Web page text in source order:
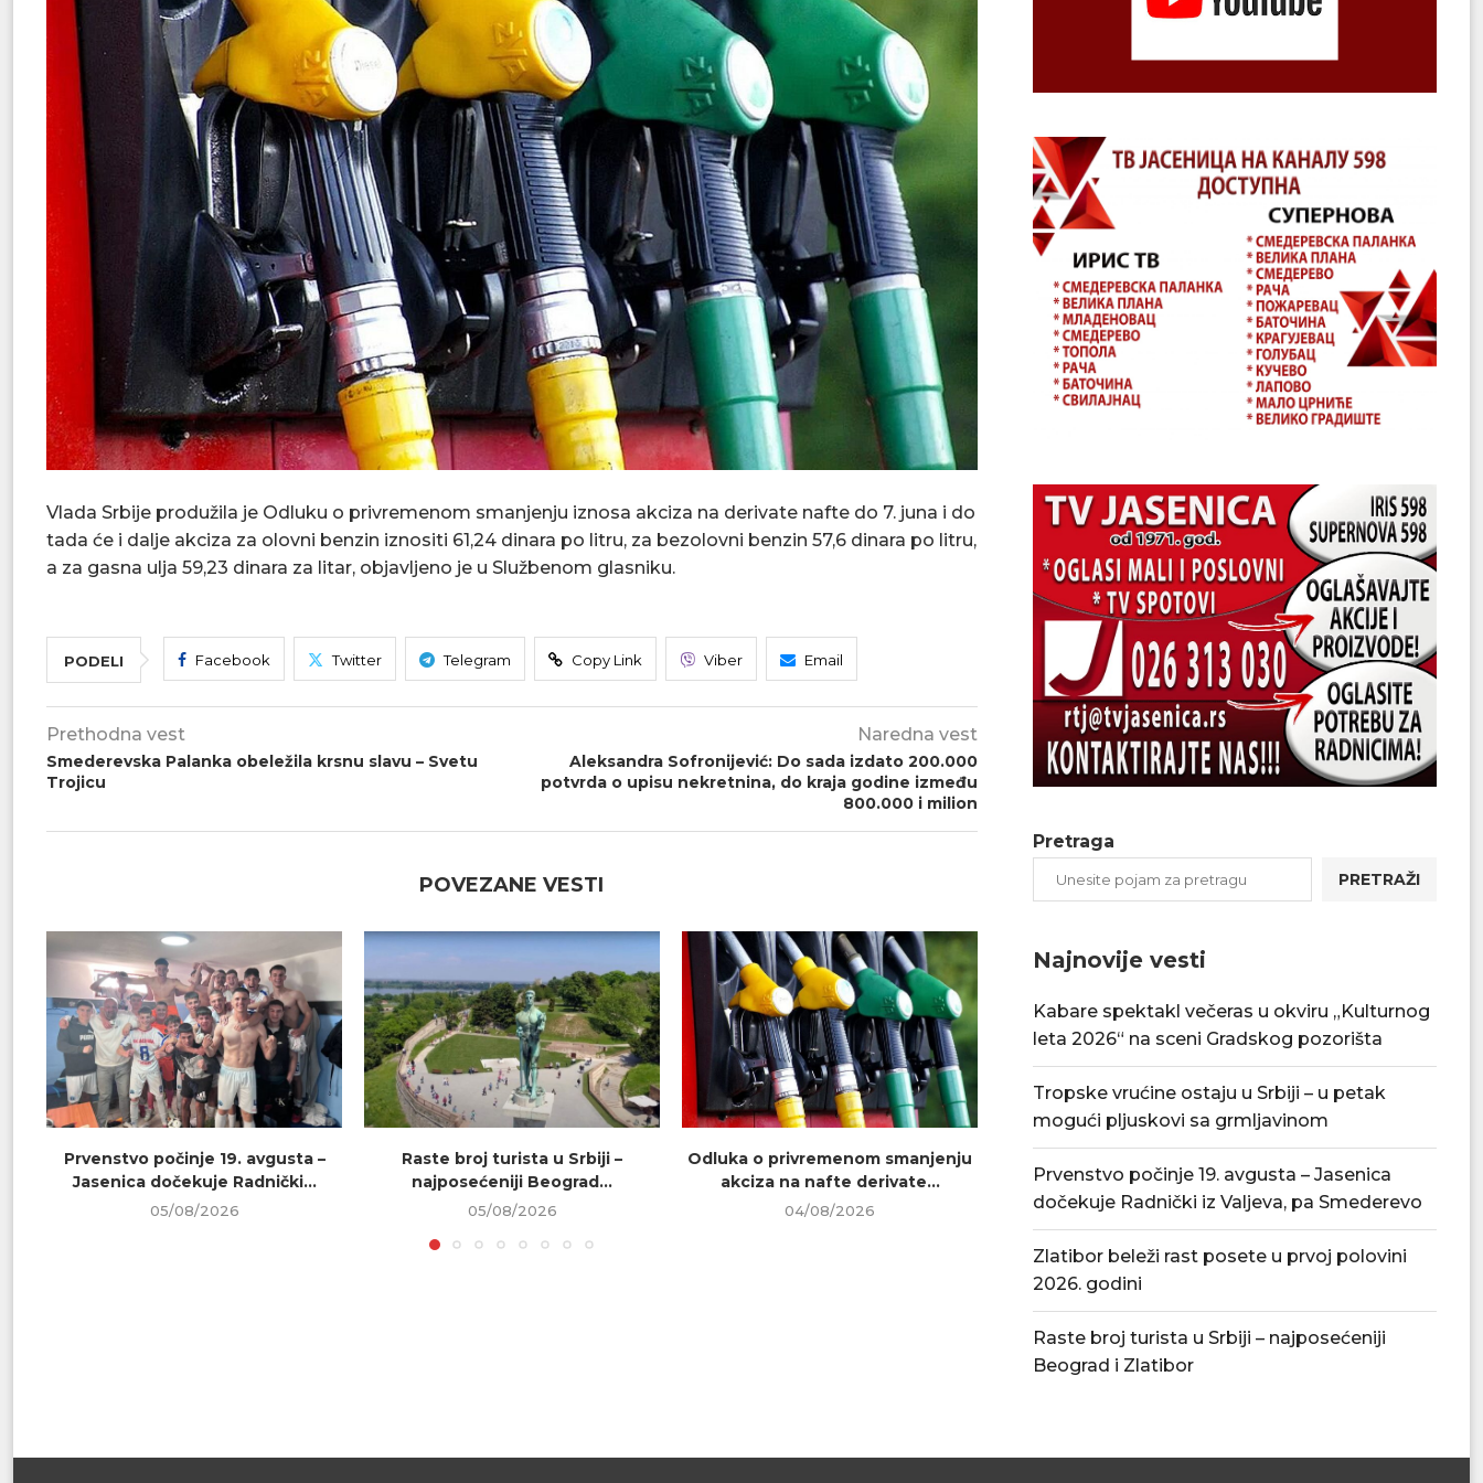
Vlada Srbije produžila je Odluku o privremenom smanjenju iznosa akciza na derivate nafte do 7. juna i do
tada će i dalje akciza za olovni benzin iznositi 61,24 dinara po litru, za bezolovni benzin 57,6 dinara po litru,
a za gasna ulja 59,23 dinara za litar, objavljeno je u Službenom glasniku.
PODELI Facebook Twitter Telegram Copy Link Viber Email
Prethodna vest
Smederevska Palanka obeležila krsnu slavu – Svetu
Trojicu
Naredna vest
Aleksandra Sofronijević: Do sada izdato 200.000
potvrda o upisu nekretnina, do kraja godine između
800.000 i milion
POVEZANE VESTI
Prvenstvo počinje 19. avgusta –
Jasenica dočekuje Radnički...
05/08/2026
Raste broj turista u Srbiji –
najposećeniji Beograd...
05/08/2026
Odluka o privremenom smanjenju
akciza na nafte derivate...
04/08/2026
situacije pozvao na štednju...
04/08/2026
Bačincu,
04/08/
Pretraga
PRETRAŽI
Najnovije vesti
Kabare spektakl večeras u okviru „Kulturnog
leta 2026“ na sceni Gradskog pozorišta
Tropske vrućine ostaju u Srbiji – u petak
mogući pljuskovi sa grmljavinom
Prvenstvo počinje 19. avgusta – Jasenica
dočekuje Radnički iz Valjeva, pa Smederevo
Zlatibor beleži rast posete u prvoj polovini
2026. godini
Raste broj turista u Srbiji – najposećeniji
Beograd i Zlatibor